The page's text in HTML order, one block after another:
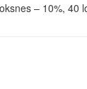
– 10%, 40